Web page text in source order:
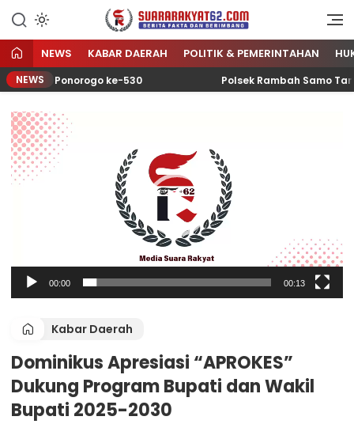
Suararakyat62.com
Sumber Referensi Terpercaya
NEWS KABAR DAERAH POLITIK & PEMERINTAHAN
NEWS
Jadi Ponorogo ke-530 Polsek Rambah Samo
00:00 00:13
Kabar Daerah
Dominikus Apresiasi “APROKES”
Dukung Program Bupati dan Wakil
Bupati 2025-2030